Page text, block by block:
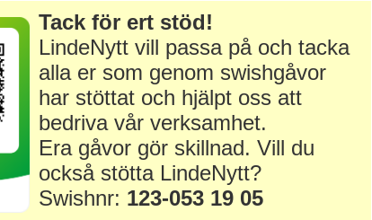
Tack för ert stöd!
LindeNytt vill passa på och tacka
alla er som genom swishgåvor
har stöttat och hjälpt oss att
bedriva vår verksamhet.
Era gåvor gör skillnad. Vill du
också stötta LindeNytt?
Swishnr: 123-053 19 05